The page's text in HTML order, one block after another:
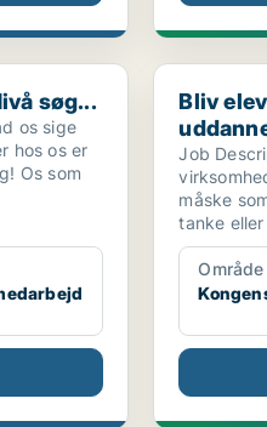
søg...
os sige
hos os er
Os som
Bliv elev
Bliv
Job
måske
tanke
Område